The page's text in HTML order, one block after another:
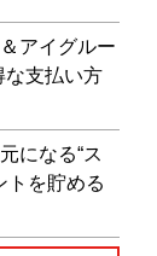
アイグルー
な支払い方
になる“ス
トを貯める